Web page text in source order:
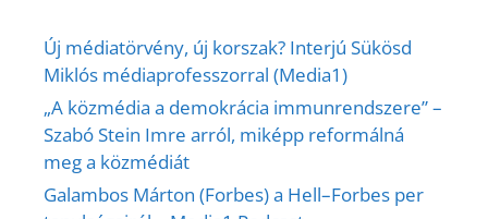
Új médiatörvény, új korszak? Interjú Sükösd
Miklós médiaprofesszorral (Media1)
„A közmédia a demokrácia immunrendszere” –
Szabó Stein Imre arról, miképp reformálná
meg a közmédiát
Galambos Márton (Forbes) a Hell–Forbes per